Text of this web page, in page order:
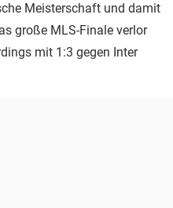
Meisterschaft und damit
große MLS-Finale verlor
mit 1:3 gegen Inter